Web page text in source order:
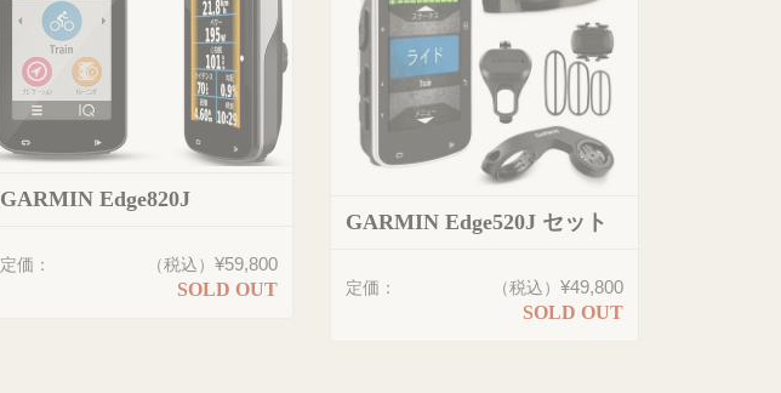
GARMIN Edge820J
定価： （税込） ¥59,800
SOLD OUT
GARMIN Edge520J セット
定価： （税込） ¥49,800
SOLD OUT